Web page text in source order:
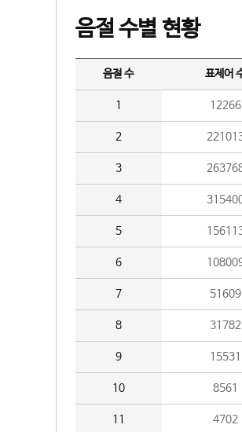
음절 수별 현황
음절 수 표제어
1 12266
2
3
4
5
6
7 51609
8 31782
9 15531
10 8561
11 4702